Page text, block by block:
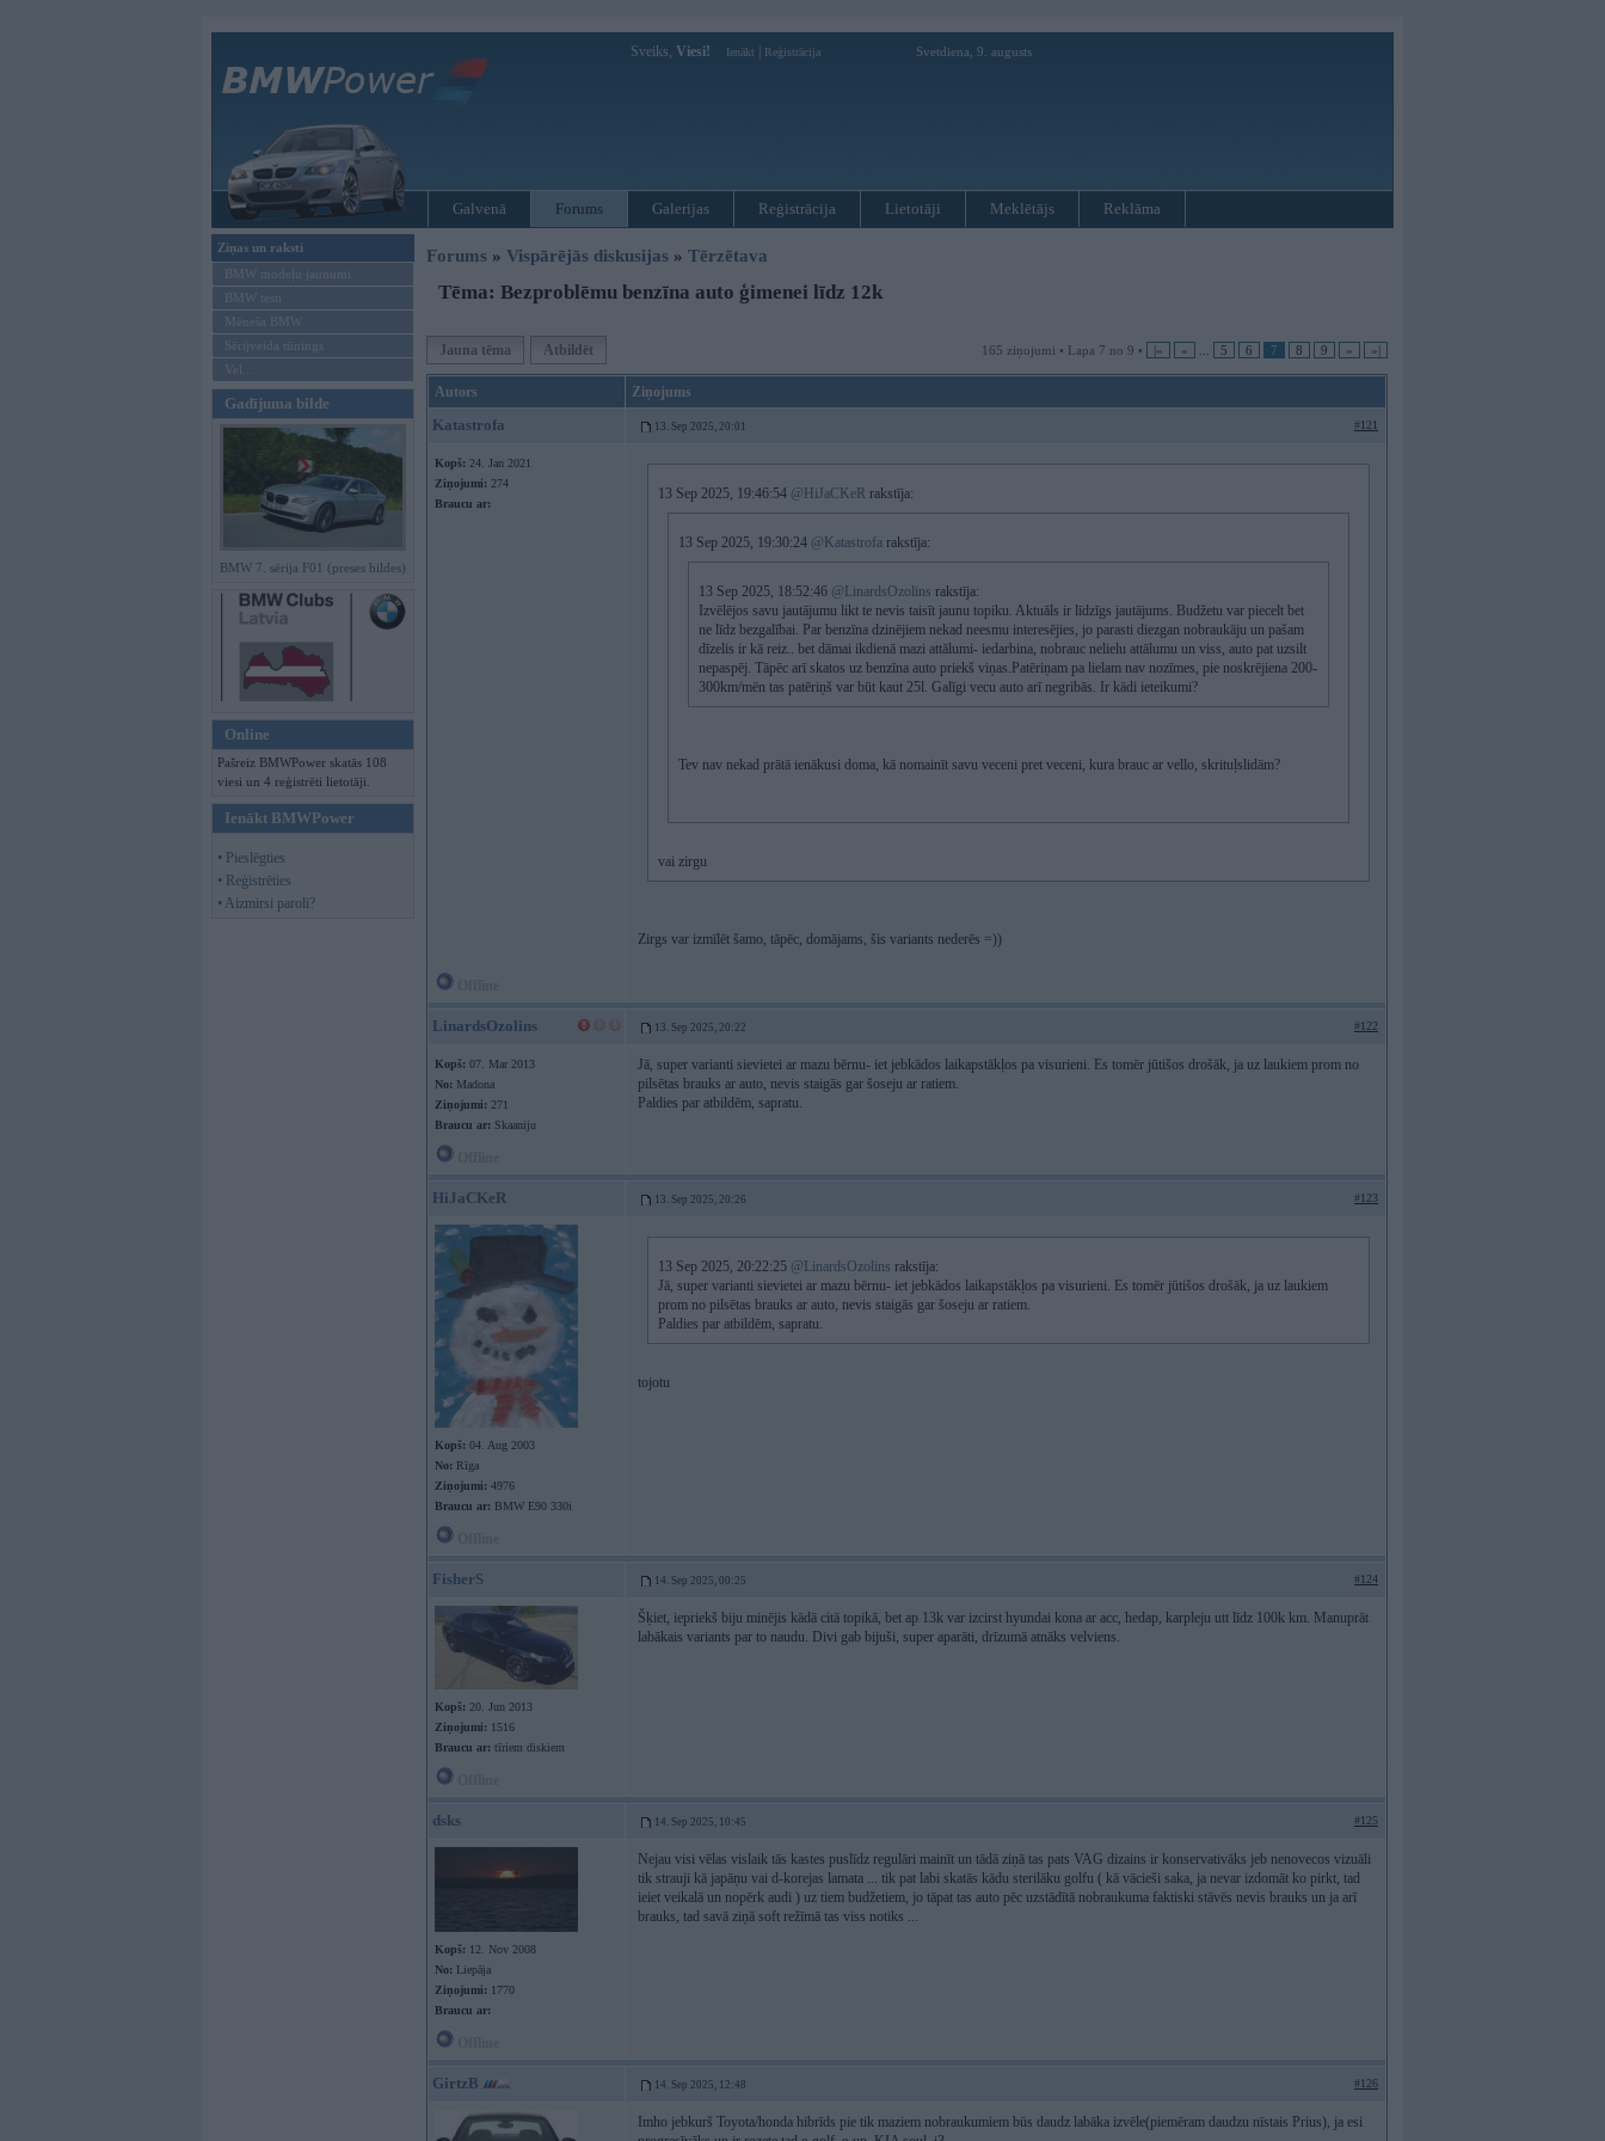
Sveiks, Viesi! Ienākt Reģistrācija Svetdiena, 9. augusts
Galvenā Forums Galerijas Reģistrācija Lietotāji Meklētājs Reklāma
Ziņas un raksti
BMW modeļu jaunumi
BMW testi
Mēneša BMW
Sērijveida tūnings
Vel...
Gadījuma bilde
BMW 7. sērija F01 (preses bildes)
Online
Pašreiz BMWPower skatās 108
viesi un 4 reģistrēti lietotāji.
Ienākt BMWPower
• Pieslēgties
• Reģistrēties
• Aizmirsi paroli?
Forums » Vispārējās diskusijas » Tērzētava
Tēma: Bezproblēmu benzīna auto ģimenei līdz 12k
Jauna tēma Atbildēt 165 ziņojumi • Lapa 7 no 9 • |« « 5 6 7 8 9 » »|
Autors Ziņojums
Katastrofa 13. Sep 2025, 20:01 #121
Kopš: 24. Jan 2021
Ziņojumi: 274
Braucu ar:
13 Sep 2025, 19:46:54 @HiJaCKeR rakstīja:
13 Sep 2025, 19:30:24 @Katastrofa rakstīja:
13 Sep 2025, 18:52:46 @LinardsOzolins rakstīja:
Izvēlējos savu jautājumu likt te nevis taisīt jaunu topiku. Aktuāls ir līdzīgs jautājums. Budžetu var piecelt bet
ne līdz bezgalībai. Par benzīna dzinējiem nekad neesmu interesējies, jo parasti diezgan nobraukāju un pašam
dīzelis ir kā reiz.. bet dāmai ikdienā mazi attālumi- iedarbina, nobrauc nelielu attālumu un viss, auto pat uzsilt
nepaspēj. Tāpēc arī skatos uz benzīna auto priekš viņas.Patēriņam pa lielam nav nozīmes, pie noskrējiena 200-
300km/mēn tas patēriņš var būt kaut 25l. Galīgi vecu auto arī negribās. Ir kādi ieteikumi?
Tev nav nekad prātā ienākusi doma, kā nomainīt savu veceni pret veceni, kura brauc ar vello, skrituļslidām?
vai zirgu
Zirgs var izmīlēt šamo, tāpēc, domājams, šis variants nederēs =))
LinardsOzolins 13. Sep 2025, 20:22 #122
Kopš: 07. Mar 2013
No: Madona
Ziņojumi: 271
Braucu ar: Skaaniju
Jā, super varianti sievietei ar mazu bērnu- iet jebkādos laikapstākļos pa visurieni. Es tomēr jūtišos drošāk, ja uz laukiem prom no
pilsētas brauks ar auto, nevis staigās gar šoseju ar ratiem.
Paldies par atbildēm, sapratu.
HiJaCKeR 13. Sep 2025, 20:26 #123
Kopš: 04. Aug 2003
No: Rīga
Ziņojumi: 4976
Braucu ar: BMW E90 330i
13 Sep 2025, 20:22:25 @LinardsOzolins rakstīja:
Jā, super varianti sievietei ar mazu bērnu- iet jebkādos laikapstākļos pa visurieni. Es tomēr jūtišos drošāk, ja uz laukiem
prom no pilsētas brauks ar auto, nevis staigās gar šoseju ar ratiem.
Paldies par atbildēm, sapratu.
tojotu
FisherS 14. Sep 2025, 00:25 #124
Kopš: 20. Jun 2013
Ziņojumi: 1516
Braucu ar: tīriem diskiem
Šķiet, iepriekš biju minējis kādā citā topikā, bet ap 13k var izcirst hyundai kona ar acc, hedap, karpleju utt līdz 100k km. Manuprāt
labākais variants par to naudu. Divi gab bijuši, super aparāti, drīzumā atnāks velviens.
dsks 14. Sep 2025, 10:45 #125
Kopš: 12. Nov 2008
No: Liepāja
Ziņojumi: 1770
Braucu ar:
Nejau visi vēlas vislaik tās kastes puslīdz regulāri mainīt un tādā ziņā tas pats VAG dizains ir konservativāks jeb nenovecos vizuāli
tik strauji kā japāņu vai d-korejas lamata ... tik pat labi skatās kādu sterilāku golfu ( kā vācieši saka, ja nevar izdomāt ko pirkt, tad
ieiet veikalā un nopērk audi ) uz tiem budžetiem, jo tāpat tas auto pēc uzstādītā nobraukuma faktiski stāvēs nevis brauks un ja arī
brauks, tad savā ziņā soft režīmā tas viss notiks ...
GirtzB 14. Sep 2025, 12:48 #126
Imho jebkurš Toyota/honda hibrīds pie tik maziem nobraukumiem būs daudz labāka izvēle(piemēram daudzu nīstais Prius), ja esi